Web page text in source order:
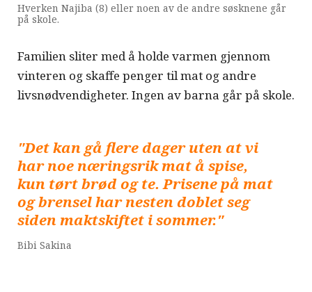
Hverken Najiba (8) eller noen av de andre søsknene går
på skole.
Familien sliter med å holde varmen gjennom
vinteren og skaffe penger til mat og andre
livsnødvendigheter. Ingen av barna går på skole.
"Det kan gå flere dager uten at vi
har noe næringsrik mat å spise,
kun tørt brød og te. Prisene på mat
og brensel har nesten doblet seg
siden maktskiftet i sommer."
Bibi Sakina